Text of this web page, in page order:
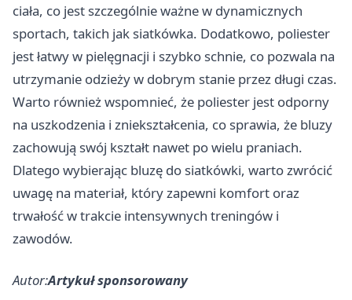
ciała, co jest szczególnie ważne w dynamicznych
sportach, takich jak siatkówka. Dodatkowo, poliester
jest łatwy w pielęgnacji i szybko schnie, co pozwala na
utrzymanie odzieży w dobrym stanie przez długi czas.
Warto również wspomnieć, że poliester jest odporny
na uszkodzenia i zniekształcenia, co sprawia, że bluzy
zachowują swój kształt nawet po wielu praniach.
Dlatego wybierając bluzę do siatkówki, warto zwrócić
uwagę na materiał, który zapewni komfort oraz
trwałość w trakcie intensywnych treningów i
zawodów.
Autor:Artykuł sponsorowany